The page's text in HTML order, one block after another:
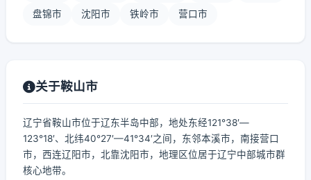
盘锦市 沈阳市 铁岭市 营口市
关于鞍山市
辽宁省鞍山市位于辽东半岛中部，地处东经121°38′—
123°18′、北纬40°27′—41°34′之间，东邻本溪市，南接营口
市，西连辽阳市，北靠沈阳市，地理区位居于辽宁中部城市群
核心地带。